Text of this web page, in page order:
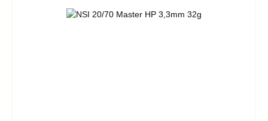
Bildergalerie überspringen